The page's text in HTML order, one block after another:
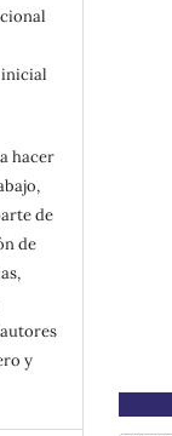
hacer
de
de
y